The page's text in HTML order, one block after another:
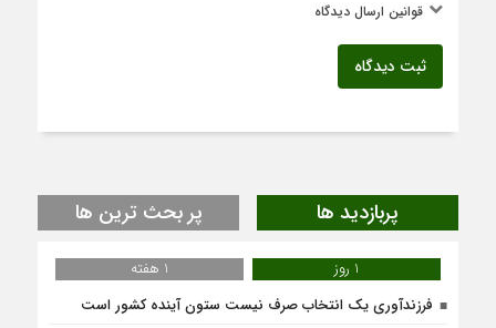
قوانین ارسال دیدگاه
ثبت دیدگاه
پربازدید ها پر بحث ترین ها
1 روز
1 هفته
فرزندآوری یک انتخاب صرف نیست ستون آینده کشور است